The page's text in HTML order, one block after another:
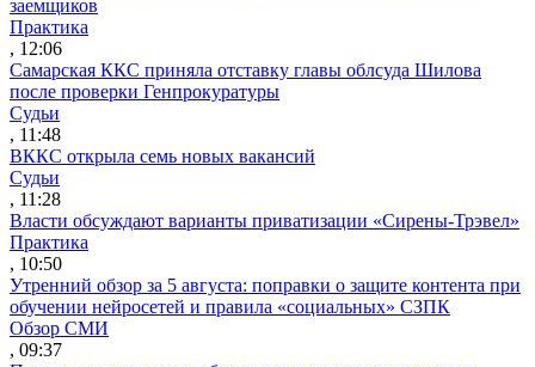
заемщиков
Практика
, 12:06
Самарская ККС приняла отставку главы облсуда Шилова
после проверки Генпрокуратуры
Судьи
, 11:48
ВККС открыла семь новых вакансий
Судьи
, 11:28
Власти обсуждают варианты приватизации «Сирены-Трэвел»
Практика
, 10:50
Утренний обзор за 5 августа: поправки о защите контента при
обучении нейросетей и правила «социальных» СЗПК
Обзор СМИ
, 09:37